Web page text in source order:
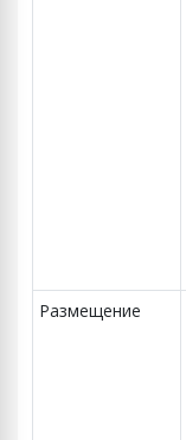
Размещение